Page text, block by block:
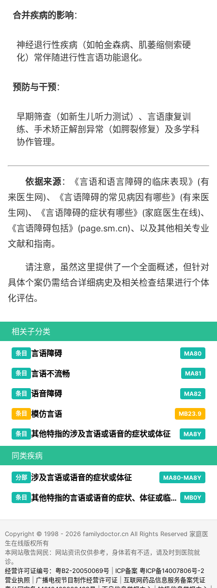
合并疾病的影响：
神经退行性疾病（如帕金森病、肌萎缩侧索硬
化）常伴随进行性言语功能退化。
预防与干预：
早期筛查（如新生儿听力测试）、言语康复训
练、手术矫正解剖异常（如腭裂修复）及多学科
协作管理。
依据来源：《言语和语言障碍的临床表现》(有
来医生网)、《言语障碍的常见病因有哪些》(有来医
生网)、《言语障碍的症状有哪些》(家庭医生在线)、
《言语障碍包括》(page.sm.cn)、以及其他相关专业
文献和指南。
请注意，虽然这里提供了一个全面概述，但针对
具体个案仍需结合详细病史及相关检查结果进行个体
化评估。
相关子分类
条目 言语障碍 MA80
条目 言语不流畅 MA81
条目 语音障碍 MA82
条目 模仿言语 MB23.9
条目 其他特指的涉及言语或语音的症状或体征 MA8Y
同类疾病
分部 涉及言语或语音的症状或体征 MA80-MA8Y
条目 其他特指的言语或语音的症状、体征或临床所见 MB0Y
Copyright © 1998 - 2026 familydoctor.cn All Rights Reserved 家庭医
生在线版权所有
本网站敬告网民：网站资讯仅供参考，身体若有不适，请及时到医院就
诊。
经营许可证编号：粤B2-20050069号
ICP备案 粤ICP备14007806号-2
营业执照
广播电视节目制作经营许可证
互联网药品信息服务备案凭证